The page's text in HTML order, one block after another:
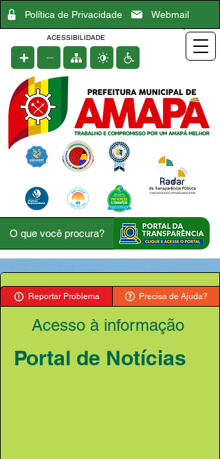
Política de Privacidade Webmail
ACESSIBILIDADE
Reportar Problema Precisa de Ajuda?
Acesso à informação
Portal de Notícias